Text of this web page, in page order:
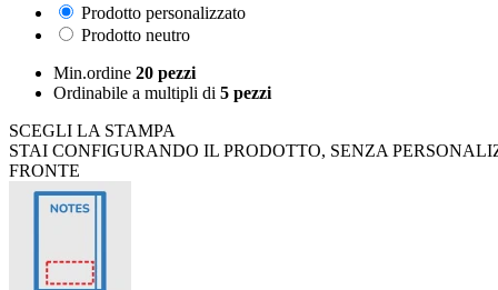
Prodotto personalizzato
Prodotto neutro
Min.ordine 20 pezzi
Ordinabile a multipli di 5 pezzi
SCEGLI LA STAMPA
STAI CONFIGURANDO IL PRODOTTO, SENZA
FRONTE